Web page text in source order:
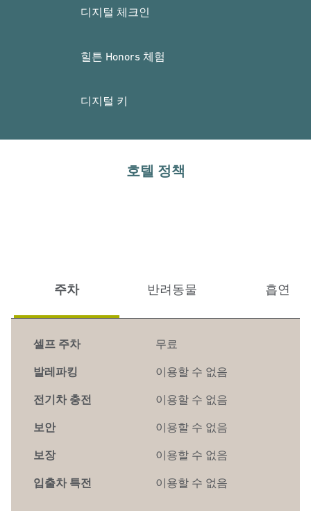
디지털 체크인
힐튼 Honors 체험
디지털 키
호텔 정책
주차 반려동물 흡연
셀프 주차 무료
발레파킹 이용할 수 없음
전기차 충전 이용할 수 없음
보안 이용할 수 없음
보장 이용할 수 없음
입출차 특전 이용할 수 없음